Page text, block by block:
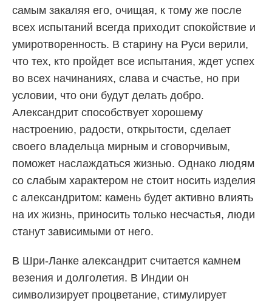
самым закаляя его, очищая, к тому же после
всех испытаний всегда приходит спокойствие и
умиротворенность. В старину на Руси верили,
что тех, кто пройдет все испытания, ждет успех
во всех начинаниях, слава и счастье, но при
условии, что они будут делать добро.
Александрит способствует хорошему
настроению, радости, открытости, сделает
своего владельца мирным и сговорчивым,
поможет наслаждаться жизнью. Однако людям
со слабым характером не стоит носить изделия
с александритом: камень будет активно влиять
на их жизнь, приносить только несчастья, люди
станут зависимыми от него.
В Шри-Ланке александрит считается камнем
везения и долголетия. В Индии он
символизирует процветание, стимулирует